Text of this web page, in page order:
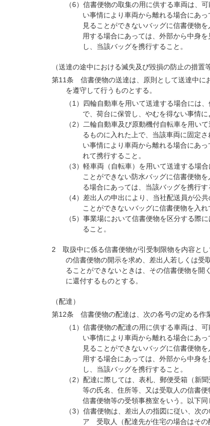
（6）信書便物の取集の用に供する車両は、
い事情により車両から離れる場合にあ
見ることができないバッグに信書便物
用する場合にあっては、外部から中身
し、当該バッグを携行すること。
（送達の途中における滅失及び毀損の防止の措置等
第11条 信書便物の送達は、原則として送達中に
を遵守して行うものとする。
（1）四輪自動車を用いて送達する場合には
で、荷台に保管し、やむを得ない事情
（2）二輪自動車及び原動機付自転車を用い
るものに入れた上で、当該車両に固定
い事情により車両から離れる場合にあ
れて携行すること。
（3）軽車両（自転車）を用いて送達する場
ことができない防水バッグに信書便物
る場合にあっては、当該バッグを携行す
（4）差出人の申出により、当社配送員が公
ことができないバッグに信書便物を入
（5）事業場において信書便物を区分する際
ること。
2 取扱中に係る信書便物が引受制限物を内容と
の信書便物の開示を求め、差出人若しくは受
ることができないときは、その信書便物を開
に還付するものとする。
（配達）
第12条 信書便物の配達は、次の各号の定める作
（1）信書便物の配達の用に供する車両は、
い事情により車両から離れる場合にあ
見ることができないバッグに信書便物
用する場合にあっては、外部から中身
し、当該バッグを携行すること。
（2）配達に際しては、表札、郵便受箱（新
等の氏名、住所等、又は受取人の信書
信書便物等の受領事務室をいう。以下
（3）信書便物は、差出人の指図に従い、次
ア 受取人（配達先が住宅の場合はその